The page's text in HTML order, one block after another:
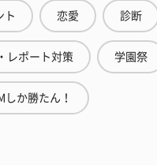
ト 恋愛 診断
レポート対策 学園祭
しか勝たん！